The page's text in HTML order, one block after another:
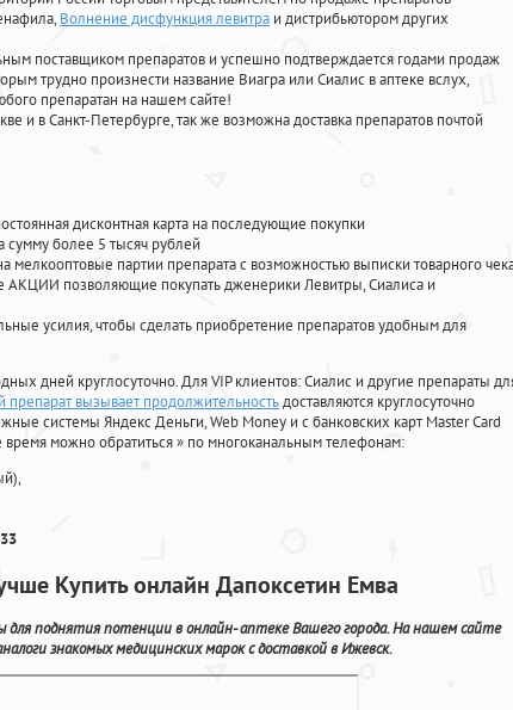
, Волнение дисфункция левитра и дистрибьютором других
поставщиком препаратов и успешно подтверждается годами продаж
трудно произнести название Виагра или Сиалис в аптеке вслух,
препаратан на нашем сайте!
и в Санкт-Петербурге, так же возможна доставка препаратов почтой
дисконтная карта на последующие покупки
сумму более 5 тысяч рублей
партии препарата с возможностью выписки товарного
АКЦИИ позволяющие покупать дженерики Левитры, Сиалиса и
усилия, чтобы сделать приобретение препаратов удобным для
дней круглосуточно. Для VIP клиентов: Сиалис и другие препараты
вызывает продолжительностьдоставляются круглосуточно
системы Яндекс Деньги, Web Money и с банковских карт Master Card
время можно обратиться» по многоканальным телефонам:
Купить онлайн Дапоксетин Емва
для поднятия потенции в онлайн- аптеке Вашего города. На нашем сайте
знакомых медицинских марок с доставкой в Ижевск.